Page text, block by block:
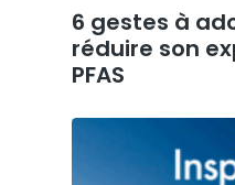
6 gestes à
réduire son
PFAS